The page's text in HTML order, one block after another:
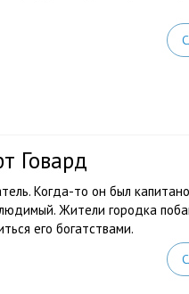
Говард
Когда-то он был
Жители городка
его богатствами.